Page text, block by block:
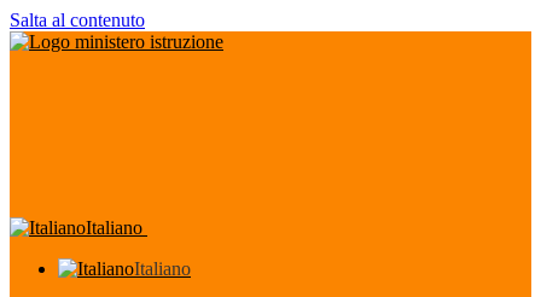
Salta al contenuto
Italiano
Italiano